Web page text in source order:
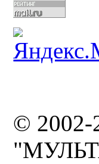
© 2002-